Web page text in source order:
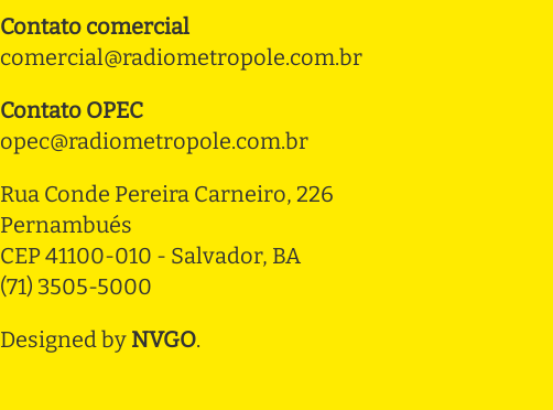
Contato comercial
comercial@radiometropole.com.br
Contato OPEC
opec@radiometropole.com.br
Rua Conde Pereira Carneiro, 226
Pernambués
CEP 41100-010 - Salvador, BA
(71) 3505-5000
Designed by NVGO.